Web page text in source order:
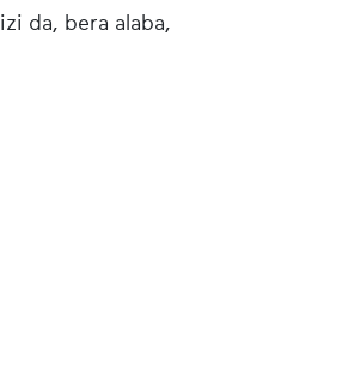
da, bera alaba,